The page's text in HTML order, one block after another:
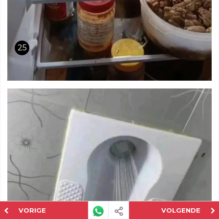
25
VORIGE VOLGENDE